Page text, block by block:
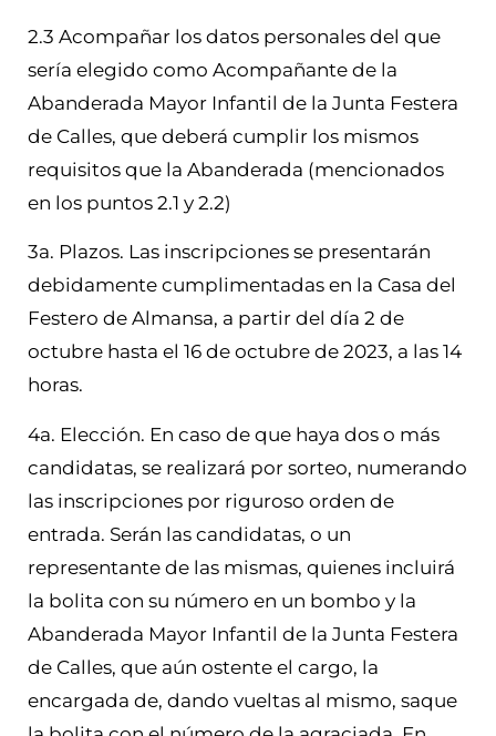
2.3 Acompañar los datos personales del que
sería elegido como Acompañante de la
Abanderada Mayor Infantil de la Junta Festera
de Calles, que deberá cumplir los mismos
requisitos que la Abanderada (mencionados
en los puntos 2.1 y 2.2)
3a. Plazos. Las inscripciones se presentarán
debidamente cumplimentadas en la Casa del
Festero de Almansa, a partir del día 2 de
octubre hasta el 16 de octubre de 2023, a las 14
horas.
4a. Elección. En caso de que haya dos o más
candidatas, se realizará por sorteo, numerando
las inscripciones por riguroso orden de
entrada. Serán las candidatas, o un
representante de las mismas, quienes incluirá
la bolita con su número en un bombo y la
Abanderada Mayor Infantil de la Junta Festera
de Calles, que aún ostente el cargo, la
encargada de, dando vueltas al mismo, saque